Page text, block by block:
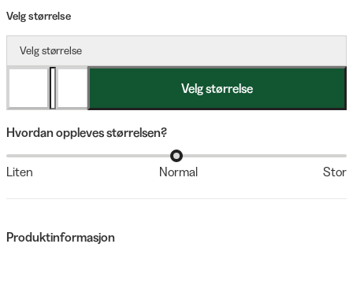
Velg størrelse
Velg størrelse
Velg størrelse
Hvordan oppleves størrelsen?
Liten Normal Stor
Produktinformasjon